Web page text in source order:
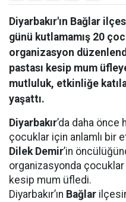
Diyarbakır'ın Bağlar
günü kutlamamış 20
organizasyon
pastası kesip mum
mutluluk, etkinliğe
yaşattı.
Diyarbakır’da daha
çocuklar için anlamlı bir
Dilek Demir’in
organizasyonda
kesip mum üfledi.
Diyarbakır’ın Bağlar